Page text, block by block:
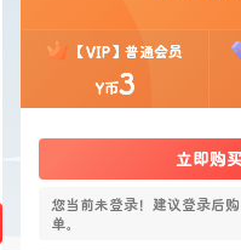
【VIP】普通会员
Y币3
立即购
您当前未登录！建议登录后
单。